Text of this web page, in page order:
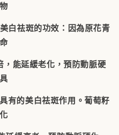
白祛斑的功效：因為原花青
，能延緩老化，預防動脈硬
有的美白祛斑作用。葡萄籽